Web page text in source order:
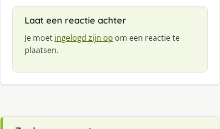
:
Laat een reactie achter
Je moet ingelogd zijn op om een reactie te
plaatsen.